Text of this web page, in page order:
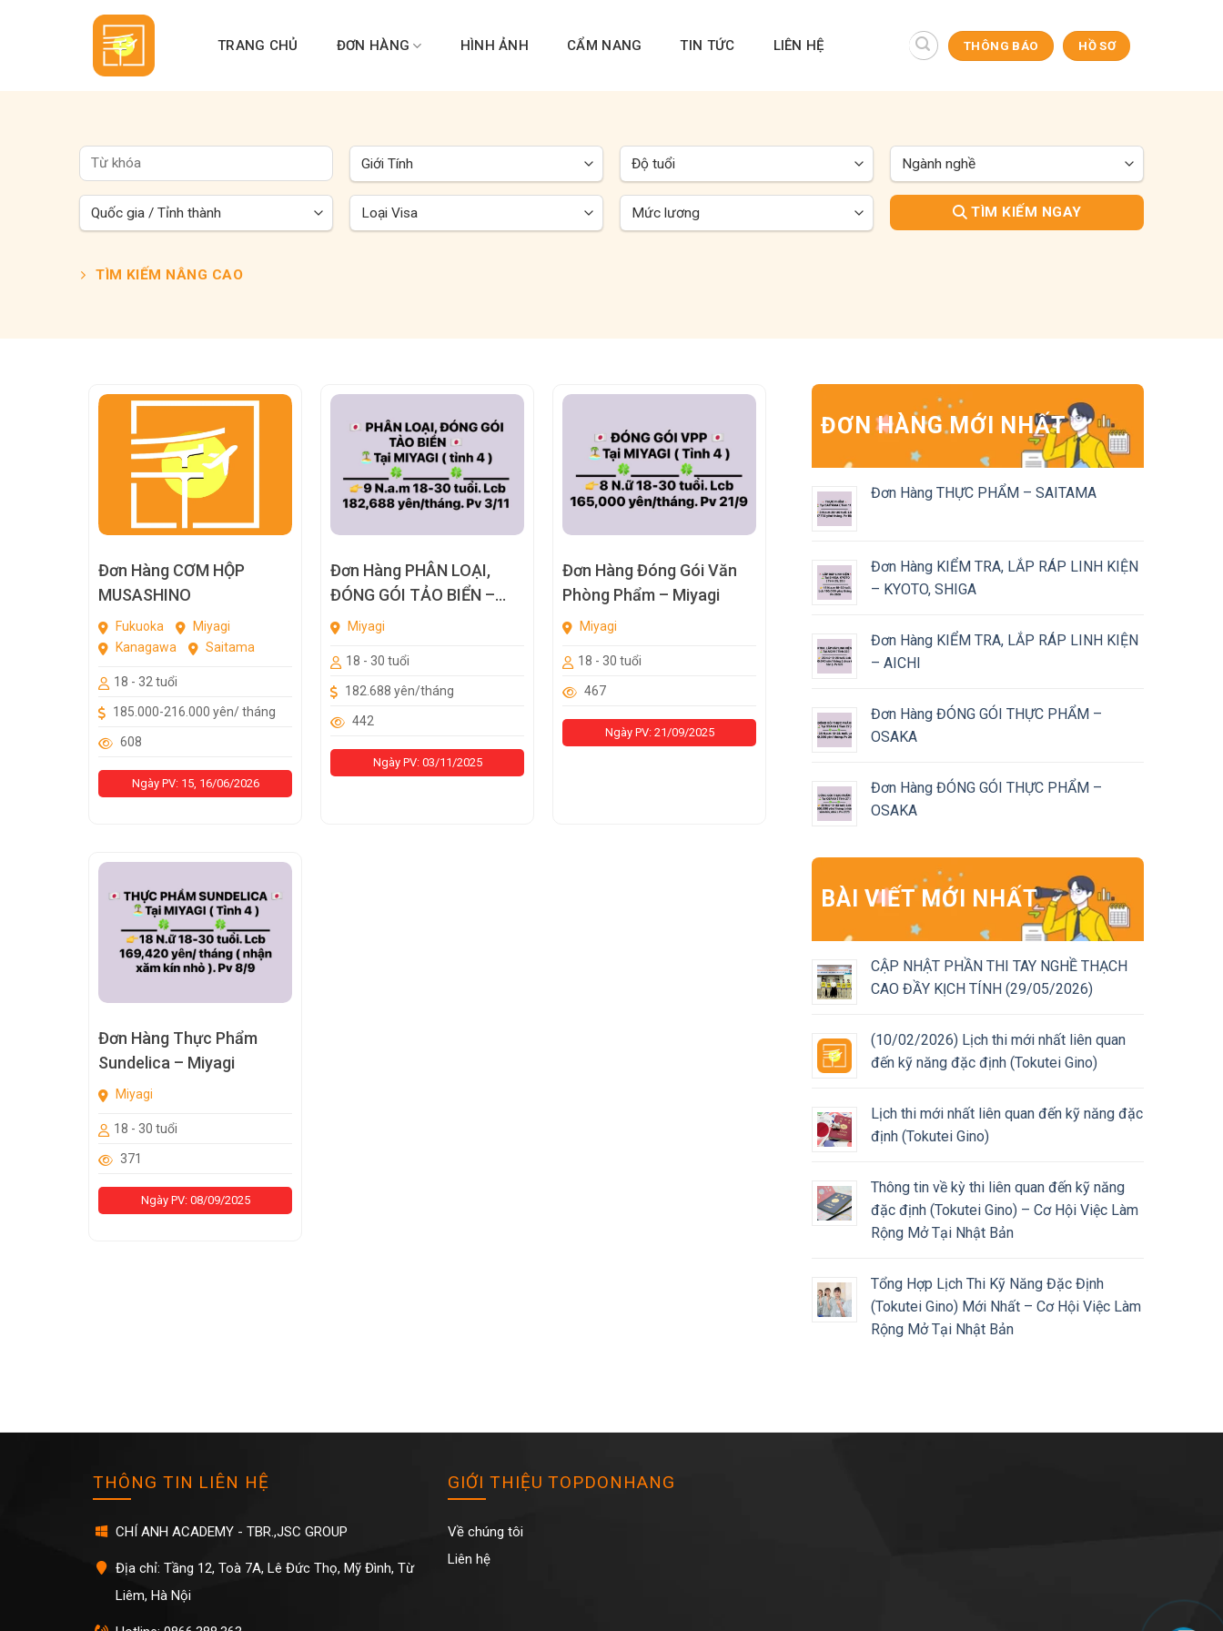
TRANG CHỦ ĐƠN HÀNG HÌNH ẢNH CẨM NANG TIN TỨC LIÊN HỆ THÔNG BÁO HỒ SƠ
TÌM KIẾM NGAY
TÌM KIẾM NÂNG CAO
Đơn Hàng CƠM HỘP
MUSASHINO
Fukuoka
Miyagi
Kanagawa
Saitama
18 - 32 tuổi
185.000-216.000 yên/ tháng
608
Ngày PV: 15, 16/06/2026
Đơn Hàng PHÂN LOẠI,
ĐÓNG GÓI TẢO BIỂN –
MIYAGI
Miyagi
18 - 30 tuổi
182.688 yên/tháng
442
Ngày PV: 03/11/2025
Đơn Hàng Đóng Gói Văn
Phòng Phẩm – Miyagi
Miyagi
18 - 30 tuổi
467
Ngày PV: 21/09/2025
Đơn Hàng Thực Phẩm
Sundelica – Miyagi
Miyagi
18 - 30 tuổi
371
Ngày PV: 08/09/2025
ĐƠN HÀNG MỚI NHẤT
Đơn Hàng THỰC PHẨM – SAITAMA
Đơn Hàng KIỂM TRA, LẮP RÁP LINH KIỆN
– KYOTO, SHIGA
Đơn Hàng KIỂM TRA, LẮP RÁP LINH KIỆN
– AICHI
Đơn Hàng ĐÓNG GÓI THỰC PHẨM –
OSAKA
Đơn Hàng ĐÓNG GÓI THỰC PHẨM –
OSAKA
BÀI VIẾT MỚI NHẤT
CẬP NHẬT PHẦN THI TAY NGHỀ THẠCH
CAO ĐẦY KỊCH TÍNH (29/05/2026)
(10/02/2026) Lịch thi mới nhất liên quan
đến kỹ năng đặc định (Tokutei Gino)
Lịch thi mới nhất liên quan đến kỹ năng đặc
định (Tokutei Gino)
Thông tin về kỳ thi liên quan đến kỹ năng
đặc định (Tokutei Gino) – Cơ Hội Việc Làm
Rộng Mở Tại Nhật Bản
Tổng Hợp Lịch Thi Kỹ Năng Đặc Định
(Tokutei Gino) Mới Nhất – Cơ Hội Việc Làm
Rộng Mở Tại Nhật Bản
THÔNG TIN LIÊN HỆ
CHÍ ANH ACADEMY - TBR.,JSC GROUP
Địa chỉ: Tầng 12, Toà 7A, Lê Đức Thọ, Mỹ Đình, Từ
Liêm, Hà Nội
GIỚI THIỆU TOPDONHANG
Về chúng tôi
Liên hệ